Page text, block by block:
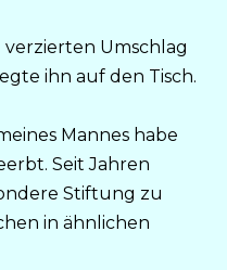
Umschlag
ihn auf den Tisch.
Mannes habe
Seit Jahren
Stiftung zu
in ähnlichen